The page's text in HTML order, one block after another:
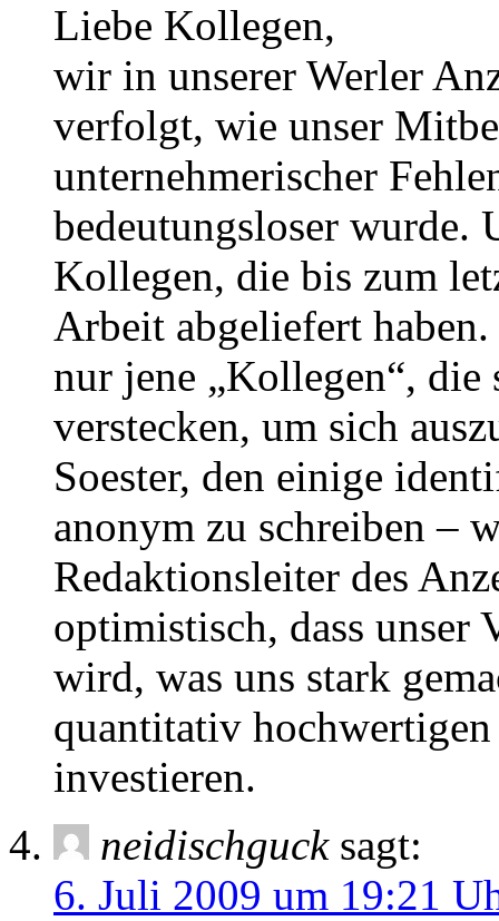
Liebe Kollegen,
wir in unserer Werler
verfolgt, wie unser
unternehmerischer
bedeutungsloser wurde.
Kollegen, die bis zum
Arbeit abgeliefert
nur jene „Kollegen“,
verstecken, um sich
Soester, den einige
anonym zu schreiben –
Redaktionsleiter des
optimistisch, dass unser
wird, was uns stark
quantitativ
investieren.
neidischguck sagt:
6. Juli 2009 um 19:21